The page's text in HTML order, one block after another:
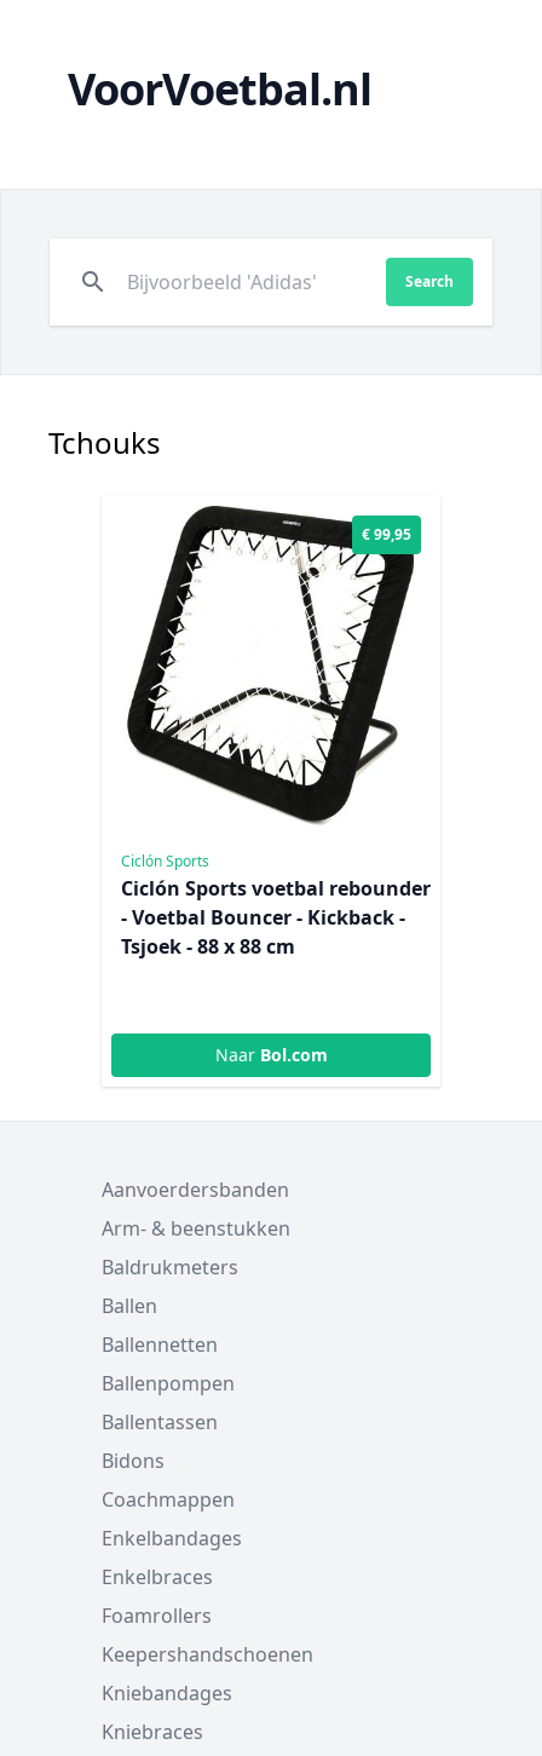
VoorVoetbal.nl
search Search
Tchouks
€ 99,95
Ciclón Sports
Ciclón Sports voetbal rebounder
- Voetbal Bouncer - Kickback -
Tsjoek - 88 x 88 cm
Naar Bol.com
Aanvoerdersbanden
Arm- & beenstukken
Baldrukmeters
Ballen
Ballennetten
Ballenpompen
Ballentassen
Bidons
Coachmappen
Enkelbandages
Enkelbraces
Foamrollers
Keepershandschoenen
Kniebandages
Kniebraces